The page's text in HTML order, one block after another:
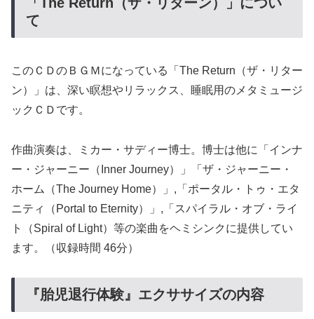
「The Return（ザ・リターン）」につい
て
このＣＤのＢＧＭになっている「The Return（ザ・リター
ン）」は、深い瞑想やリラックス、睡眠用のメタミュージ
ックＣＤです。
作曲演奏は、ミカー・サディー博士。博士は他に「インナ
ー・ジャーニー（Inner Journey）」「ザ・ジャーニー・
ホーム（The Journey Home）」,「ポータル・トゥ・エタ
ニティ（Portal to Eternity）」,「スパイラル・オブ・ライ
ト（Spiral of Light）等の楽曲をヘミシンクに提供してい
ます。（収録時間 46分）
『胎児退行体験』エクササイズの内容